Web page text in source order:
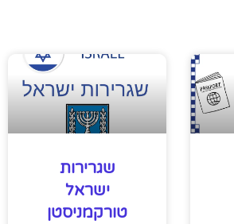
שגרירות
ישראל
טורקמניסטן